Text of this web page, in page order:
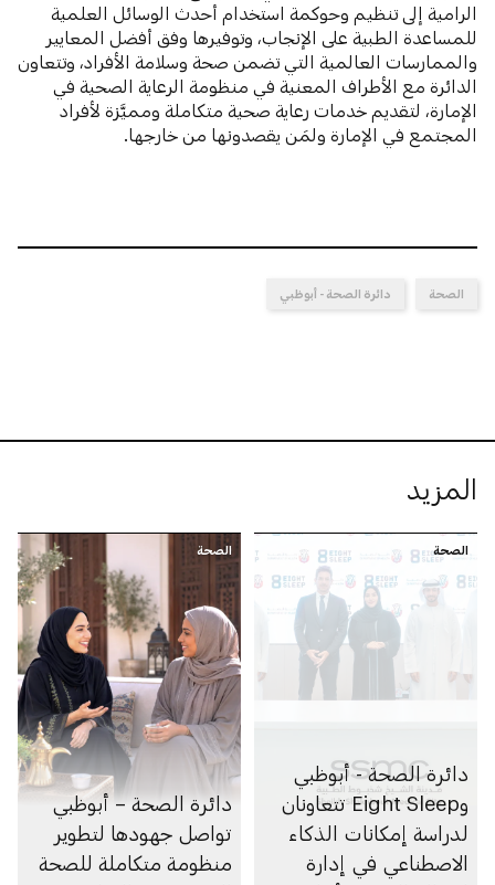
الرامية إلى تنظيم وحوكمة استخدام أحدث الوسائل العلمية
للمساعدة الطبية على الإنجاب، وتوفيرها وفق أفضل المعايير
والممارسات العالمية التي تضمن صحة وسلامة الأفراد، وتتعاون
الدائرة مع الأطراف المعنية في منظومة الرعاية الصحية في
الإمارة، لتقديم خدمات رعاية صحية متكاملة ومميَّزة لأفراد
المجتمع في الإمارة ولمَن يقصدونها من خارجها.
الصحة دائرة الصحة - أبوظبي
المزيد
الصحة
دائرة الصحة - أبوظبي
وEight Sleep تتعاونان
لدراسة إمكانات الذكاء
الاصطناعي في إدارة
الصحة
دائرة الصحة – أبوظبي
تواصل جهودها لتطوير
منظومة متكاملة للصحة